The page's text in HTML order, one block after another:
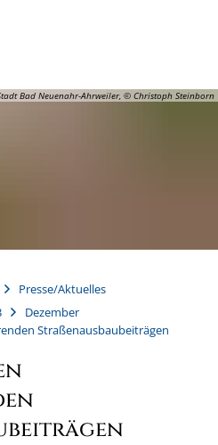
Bad Neuenahr-Ahrweiler, © Christoph Steinborn
Presse/Aktuelles
Dezember
Straßenausbaubeiträgen